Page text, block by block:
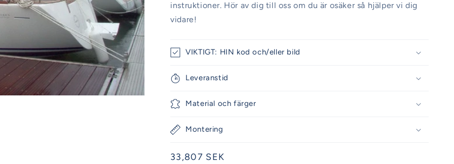
instruktioner. Hör av dig till oss om du är osäker så hjälper vi dig
vidare!
VIKTIGT: HIN kod och/eller bild
Leveranstid
Material och färger
Montering
Ordinarie
33,807 SEK